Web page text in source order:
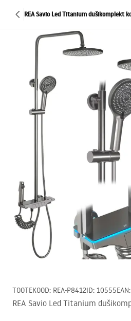
REA Savio Led Titanium dušikomplekt
TOOTEKOOD: REA-P8412ID: 10555EAN:
REA Savio Led Titanium